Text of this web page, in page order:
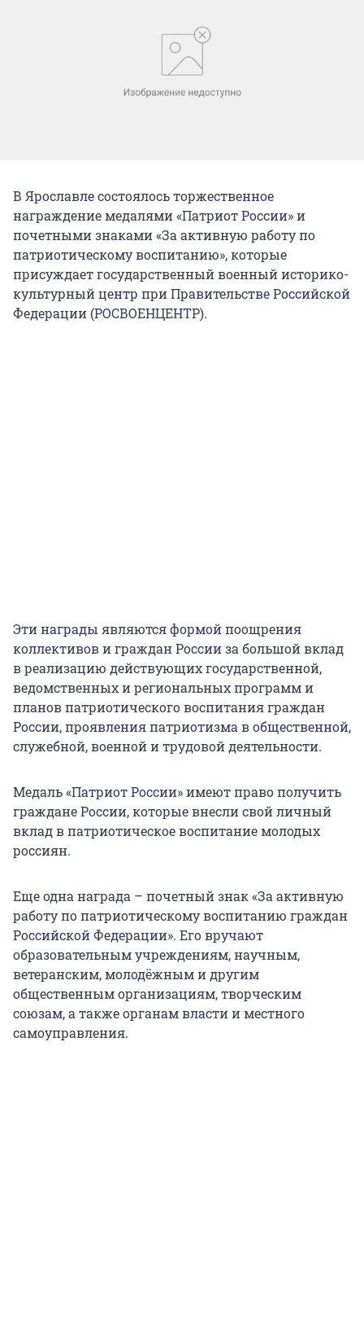
В Ярославле состоялось торжественное
награждение медалями «Патриот России» и
почетными знаками «За активную работу по
патриотическому воспитанию», которые
присуждает государственный военный историко-
культурный центр при Правительстве Российской
Федерации (РОСВОЕНЦЕНТР).
Эти награды являются формой поощрения
коллективов и граждан России за большой вклад
в реализацию действующих государственной,
ведомственных и региональных программ и
планов патриотического воспитания граждан
России, проявления патриотизма в общественной,
служебной, военной и трудовой деятельности.
Медаль «Патриот России» имеют право получить
граждане России, которые внесли свой личный
вклад в патриотическое воспитание молодых
россиян.
Еще одна награда – почетный знак «За активную
работу по патриотическому воспитанию граждан
Российской Федерации». Его вручают
образовательным учреждениям, научным,
ветеранским, молодёжным и другим
общественным организациям, творческим
союзам, а также органам власти и местного
самоуправления.